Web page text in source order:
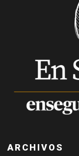
ARCHIVOS